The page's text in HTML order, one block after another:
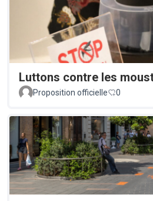
Luttons contre les
Proposition officielle
0